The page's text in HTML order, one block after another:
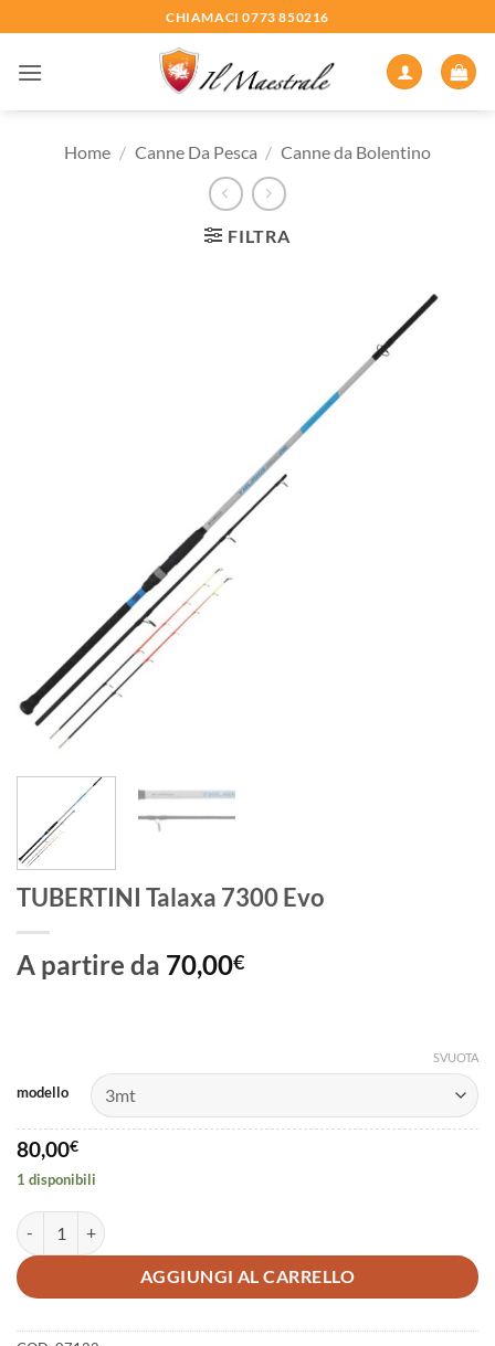
ai
contenuti
CHIAMACI 0773 850216
Home / Canne Da Pesca / Canne da Bolentino
FILTRA
TUBERTINI Talaxa 7300 Evo
A partire da 70,00€
modello
SVUOTA
80,00€
1 disponibili
TUBERTINI Talaxa 7300 Evo quantità
AGGIUNGI AL CARRELLO